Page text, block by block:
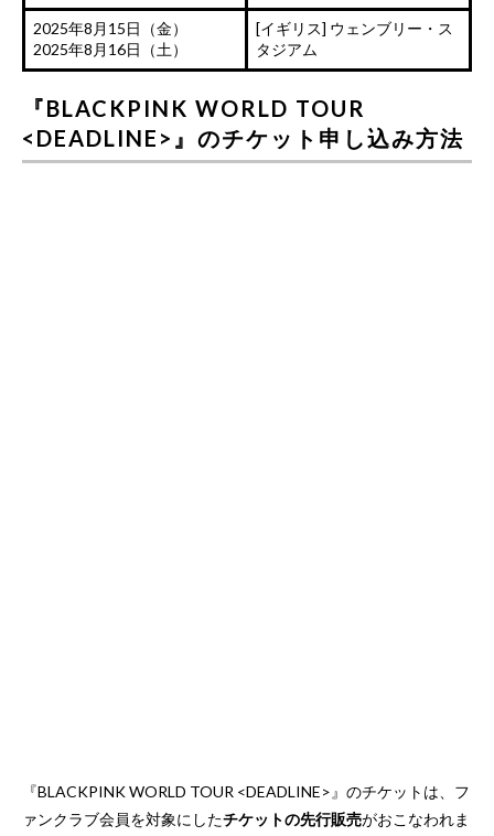
2025年8月15日（金）
2025年8月16日（土）
[イギリス] ウェンブリー・ス
タジアム
『BLACKPINK WORLD TOUR
<DEADLINE>』のチケット申し込み方法
『BLACKPINK WORLD TOUR <DEADLINE>』のチケットは、フ
ァンクラブ会員を対象にしたチケットの先行販売がおこなわれま